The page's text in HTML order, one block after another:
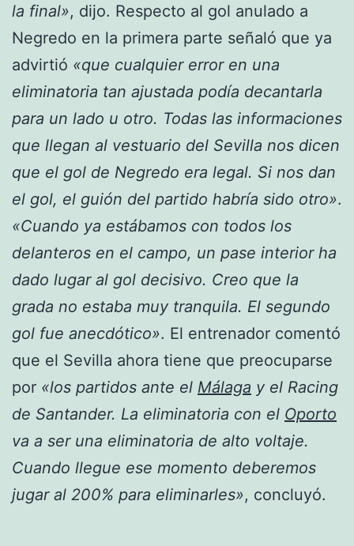
la final», dijo. Respecto al gol anulado a
Negredo en la primera parte señaló que ya
advirtió «que cualquier error en una
eliminatoria tan ajustada podía decantarla
para un lado u otro. Todas las informaciones
que llegan al vestuario del Sevilla nos dicen
que el gol de Negredo era legal. Si nos dan
el gol, el guión del partido habría sido otro».
«Cuando ya estábamos con todos los
delanteros en el campo, un pase interior ha
dado lugar al gol decisivo. Creo que la
grada no estaba muy tranquila. El segundo
gol fue anecdótico». El entrenador comentó
que el Sevilla ahora tiene que preocuparse
por «los partidos ante el Málaga y el Racing
de Santander. La eliminatoria con el Oporto
va a ser una eliminatoria de alto voltaje.
Cuando llegue ese momento deberemos
jugar al 200% para eliminarles», concluyó.